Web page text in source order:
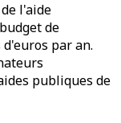
l'aide
de
par an.
publiques de